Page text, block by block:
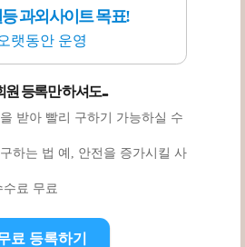
과외사이트 목표!
랫동안 운영
등록만 하셔도...
받아 빨리 구하기 가능하실 수
하는 법 예, 안전을 증가시킬 사
수료 무료
료 등록하기